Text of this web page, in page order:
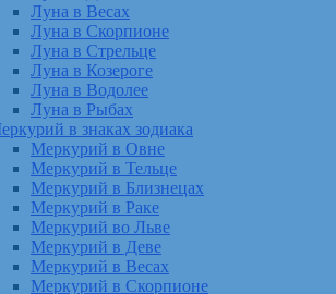
Луна в Весах
Луна в Скорпионе
Луна в Стрельце
Луна в Козероге
Луна в Водолее
Луна в Рыбах
в знаках зодиака
Меркурий в Овне
Меркурий в Тельце
Меркурий в Близнецах
Меркурий в Раке
Меркурий во Льве
Меркурий в Деве
Меркурий в Весах
Меркурий в Скорпионе